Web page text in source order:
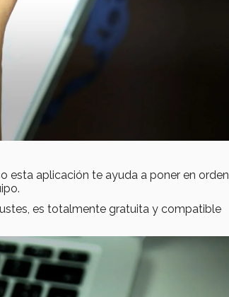
esta aplicación te ayuda a poner en orden
es totalmente gratuita y compatible